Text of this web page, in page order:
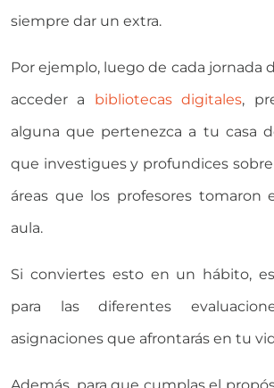
siempre dar un extra.
Por ejemplo, luego de cada jornada
acceder a
bibliotecas digitales,
alguna que pertenezca a tu casa
que investigues y profundices
áreas que los profesores tomaron
aula.
Si conviertes esto en un hábito,
para las diferentes
asignaciones que afrontarás en tu